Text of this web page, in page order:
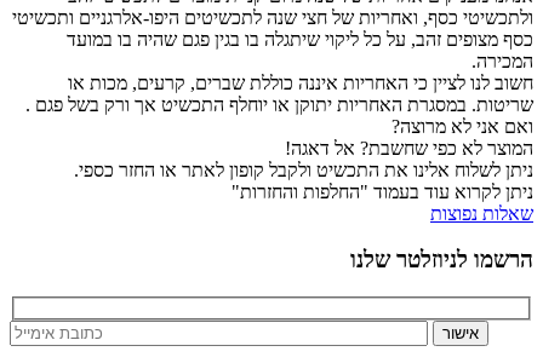
ולתכשיטי כסף, ואחריות של חצי שנה לתכשיטים היפו-אלרגניים ותכשיטי
כסף מצופים זהב, על כל ליקוי שיתגלה בו בגין פגם שהיה בו במועד
המכירה.
חשוב לנו לציין כי האחריות איננה כוללת שברים, קרעים, מכות או
שריטות. במסגרת האחריות יתוקן או יוחלף התכשיט אך ורק בשל פגם .
ואם אני לא מרוצה?
המוצר לא כפי שחשבת? אל דאגה!
ניתן לשלוח אלינו את התכשיט ולקבל קופון לאתר או החזר כספי.
ניתן לקרוא עוד בעמוד "החלפות והחזרות"
שאלות נפוצות
הרשמו לניוזלטר שלנו